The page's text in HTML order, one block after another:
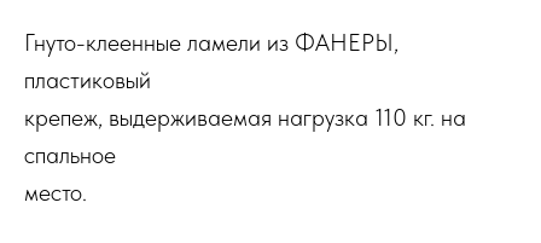
Гнуто-клеенные ламели из ФАНЕРЫ,
пластиковый
крепеж, выдерживаемая нагрузка 110 кг. на
спальное
место.